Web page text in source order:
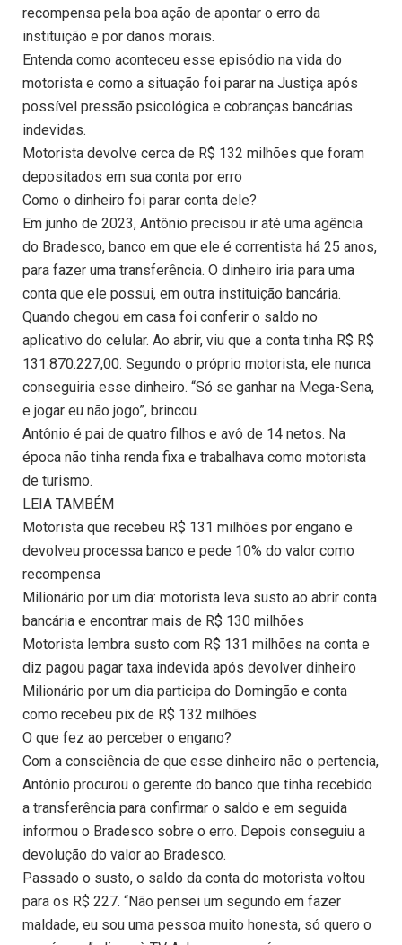
recompensa pela boa ação de apontar o erro da
instituição e por danos morais.
Entenda como aconteceu esse episódio na vida do
motorista e como a situação foi parar na Justiça após
possível pressão psicológica e cobranças bancárias
indevidas.
Motorista devolve cerca de R$ 132 milhões que foram
depositados em sua conta por erro
Como o dinheiro foi parar conta dele?
Em junho de 2023, Antônio precisou ir até uma agência
do Bradesco, banco em que ele é correntista há 25 anos,
para fazer uma transferência. O dinheiro iria para uma
conta que ele possui, em outra instituição bancária.
Quando chegou em casa foi conferir o saldo no
aplicativo do celular. Ao abrir, viu que a conta tinha R$ R$
131.870.227,00. Segundo o próprio motorista, ele nunca
conseguiria esse dinheiro. “Só se ganhar na Mega-Sena,
e jogar eu não jogo”, brincou.
Antônio é pai de quatro filhos e avô de 14 netos. Na
época não tinha renda fixa e trabalhava como motorista
de turismo.
LEIA TAMBÉM
Motorista que recebeu R$ 131 milhões por engano e
devolveu processa banco e pede 10% do valor como
recompensa
Milionário por um dia: motorista leva susto ao abrir conta
bancária e encontrar mais de R$ 130 milhões
Motorista lembra susto com R$ 131 milhões na conta e
diz pagou pagar taxa indevida após devolver dinheiro
Milionário por um dia participa do Domingão e conta
como recebeu pix de R$ 132 milhões
O que fez ao perceber o engano?
Com a consciência de que esse dinheiro não o pertencia,
Antônio procurou o gerente do banco que tinha recebido
a transferência para confirmar o saldo e em seguida
informou o Bradesco sobre o erro. Depois conseguiu a
devolução do valor ao Bradesco.
Passado o susto, o saldo da conta do motorista voltou
para os R$ 227. “Não pensei um segundo em fazer
maldade, eu sou uma pessoa muito honesta, só quero o